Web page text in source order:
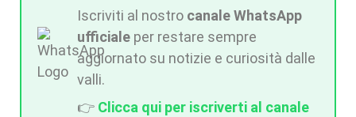
Iscriviti al nostro canale WhatsApp
ufficiale per restare sempre
aggiornato su notizie e curiosità dalle
valli.
👉 Clicca qui per iscriverti al canale